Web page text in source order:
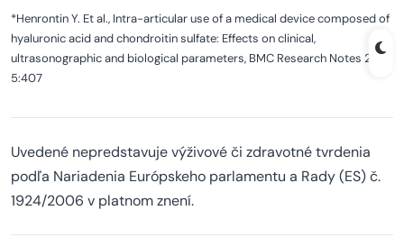
*Henrontin Y. Et al., Intra-articular use of a medical device composed of
hyaluronic acid and chondroitin sulfate: Effects on clinical,
ultrasonographic and biological parameters, BMC Research Notes 2012,
5:407
Uvedené nepredstavuje výživové či zdravotné tvrdenia
podľa Nariadenia Európskeho parlamentu a Rady (ES) č.
1924/2006 v platnom znení.